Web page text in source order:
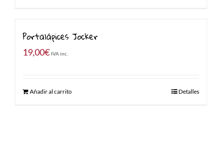
Portalápices Jocker
19,00€ IVA inc.
Añadir al carrito Detalles